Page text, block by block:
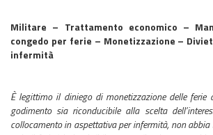
Militare – Trattamento economico –
congedo per ferie – Monetizzazione –
infermità
È legittimo il diniego di monetizzazione delle ferie
godimento sia riconducibile alla scelta
collocamento in aspettativa per infermità, non abbia